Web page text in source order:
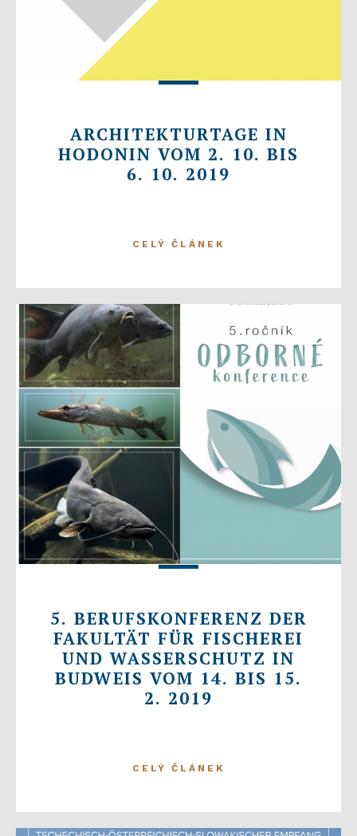
ARCHITEKTURTAGE IN
HODONIN VOM 2. 10. BIS
6. 10. 2019
CELÝ ČLÁNEK
5. BERUFSKONFERENZ DER
FAKULTÄT FÜR FISCHEREI
UND WASSERSCHUTZ IN
BUDWEIS VOM 14. BIS 15.
2. 2019
CELÝ ČLÁNEK